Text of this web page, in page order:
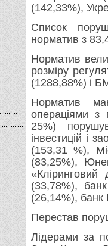
(142,33%),
Список
норматив з
Норматив
розміру
(1288,88%) і
Норматив
операціями з
25%)
інвестицій і
(153,31 %),
(83,25%),
«Кліринговий
(33,78%),
(26,14%),
Перестав
Лідерами за